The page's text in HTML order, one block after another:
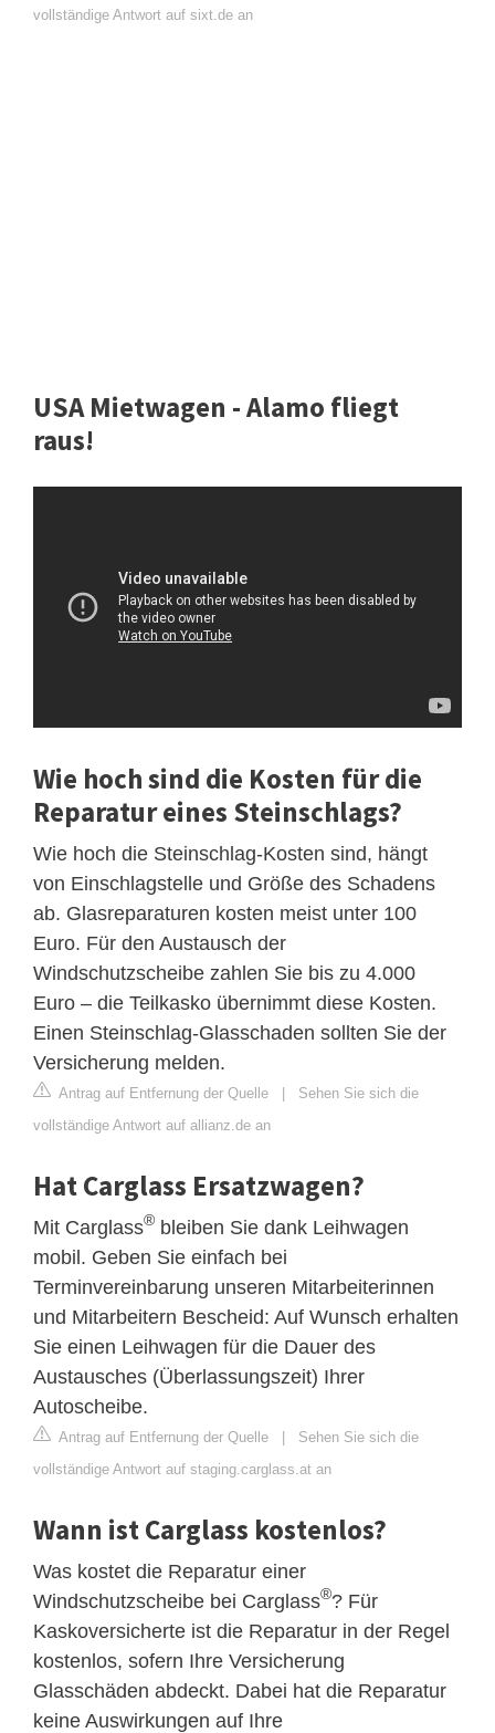
vollständige Antwort auf sixt.de an
USA Mietwagen - Alamo fliegt
raus!
Wie hoch sind die Kosten für die
Reparatur eines Steinschlags?
Wie hoch die Steinschlag-Kosten sind, hängt
von Einschlagstelle und Größe des Schadens
ab. Glasreparaturen kosten meist unter 100
Euro. Für den Austausch der
Windschutzscheibe zahlen Sie bis zu 4.000
Euro – die Teilkasko übernimmt diese Kosten.
Einen Steinschlag-Glasschaden sollten Sie der
Versicherung melden.
Antrag auf Entfernung der Quelle | Sehen Sie sich die
vollständige Antwort auf allianz.de an
Hat Carglass Ersatzwagen?
Mit Carglass® bleiben Sie dank Leihwagen
mobil. Geben Sie einfach bei
Terminvereinbarung unseren Mitarbeiterinnen
und Mitarbeitern Bescheid: Auf Wunsch erhalten
Sie einen Leihwagen für die Dauer des
Austausches (Überlassungszeit) Ihrer
Autoscheibe.
Antrag auf Entfernung der Quelle | Sehen Sie sich die
vollständige Antwort auf staging.carglass.at an
Wann ist Carglass kostenlos?
Was kostet die Reparatur einer
Windschutzscheibe bei Carglass®? Für
Kaskoversicherte ist die Reparatur in der Regel
kostenlos, sofern Ihre Versicherung
Glasschäden abdeckt. Dabei hat die Reparatur
keine Auswirkungen auf Ihre